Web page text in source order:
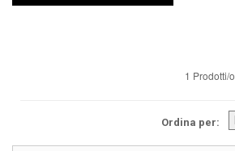
1 Prodotti/o
Ordina per